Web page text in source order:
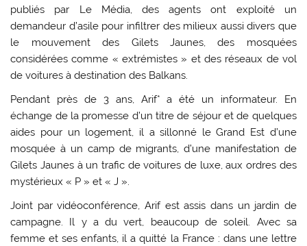
publiés par Le Média, des agents ont exploité un
demandeur d’asile pour infiltrer des milieux aussi divers que
le mouvement des Gilets Jaunes, des mosquées
considérées comme « extrémistes » et des réseaux de vol
de voitures à destination des Balkans.
Pendant près de 3 ans, Arif* a été un informateur. En
échange de la promesse d’un titre de séjour et de quelques
aides pour un logement, il a sillonné le Grand Est d’une
mosquée à un camp de migrants, d’une manifestation de
Gilets Jaunes à un trafic de voitures de luxe, aux ordres des
mystérieux « P » et « J ».
Joint par vidéoconférence, Arif est assis dans un jardin de
campagne. Il y a du vert, beaucoup de soleil. Avec sa
femme et ses enfants, il a quitté la France : dans une lettre